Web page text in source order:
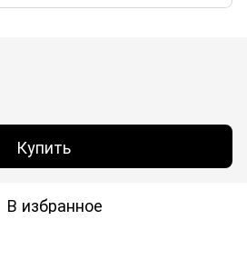
Купить
В избранное